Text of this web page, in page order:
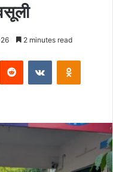
2 minutes read
Reddit VKontakte